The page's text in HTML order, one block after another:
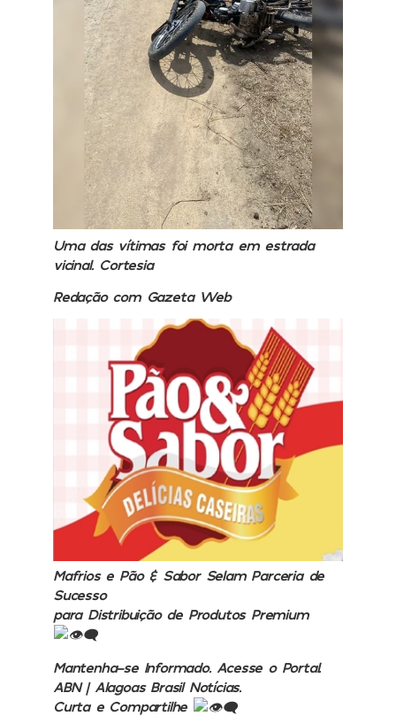
Uma das vítimas foi morta em estrada
vicinal. Cortesia
Redação com Gazeta Web
Mafrios e Pão & Sabor Selam Parceria de
Sucesso
para Distribuição de Produtos Premium
Mantenha-se Informado. Acesse o Portal.
ABN | Alagoas Brasil Notícias.
Curta e Compartilhe